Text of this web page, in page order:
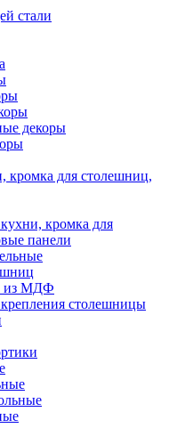
стали
декоры
кромка для столешниц,
кромка для
панели
из МДФ
столешницы